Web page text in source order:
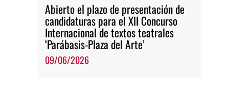
Abierto el plazo de presentación de
candidaturas para el XII Concurso
Internacional de textos teatrales
‘Parábasis-Plaza del Arte’
09/06/2026